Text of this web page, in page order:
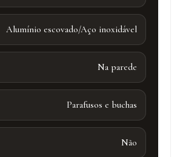
Alumínio escovado/Aço inoxidável
Na parede
Parafusos e buchas
Não